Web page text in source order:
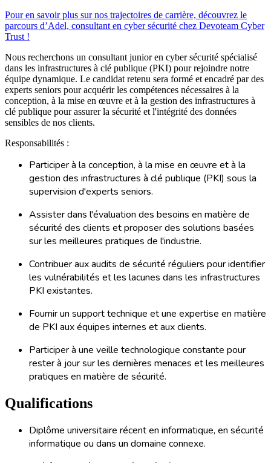
Pour en savoir plus sur nos trajectoires de carrière, découvrez le
parcours d’Adel, consultant en cyber sécurité chez Devoteam Cyber
Trust !
Nous recherchons un consultant junior en cyber sécurité spécialisé
dans les infrastructures à clé publique (PKI) pour rejoindre notre
équipe dynamique. Le candidat retenu sera formé et encadré par des
experts seniors pour acquérir les compétences nécessaires à la
conception, à la mise en œuvre et à la gestion des infrastructures à
clé publique pour assurer la sécurité et l'intégrité des données
sensibles de nos clients.
Responsabilités :
Participer à la conception, à la mise en œuvre et à la
gestion des infrastructures à clé publique (PKI) sous la
supervision d'experts seniors.
Assister dans l'évaluation des besoins en matière de
sécurité des clients et proposer des solutions basées
sur les meilleures pratiques de l'industrie.
Contribuer aux audits de sécurité réguliers pour identifier
les vulnérabilités et les lacunes dans les infrastructures
PKI existantes.
Fournir un support technique et une expertise en matière
de PKI aux équipes internes et aux clients.
Participer à une veille technologique constante pour
rester à jour sur les dernières menaces et les meilleures
pratiques en matière de sécurité.
Qualifications
Diplôme universitaire récent en informatique, en sécurité
informatique ou dans un domaine connexe.